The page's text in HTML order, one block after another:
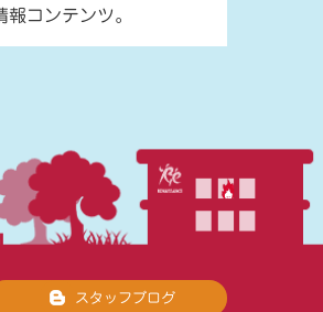
コンテンツ。
スタッフブログ